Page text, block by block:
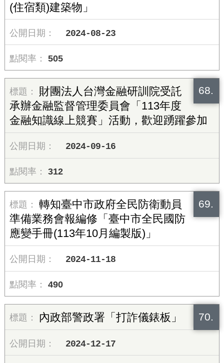
(住宿類)建築物」
2024-08-23
505
68.
財團法人台灣金融研訓院受託
承辦金融監督管理委員會「113年度
金融知識線上競賽」活動，歡迎踴躍參加
2024-09-16
312
69.
轉知臺中市政府全民防衛動員
準備業務會報編修「臺中市全民國防
應變手冊(113年10月編製版)」
2024-11-18
490
70.
內政部警政署「打詐儀錶板」
2024-12-17